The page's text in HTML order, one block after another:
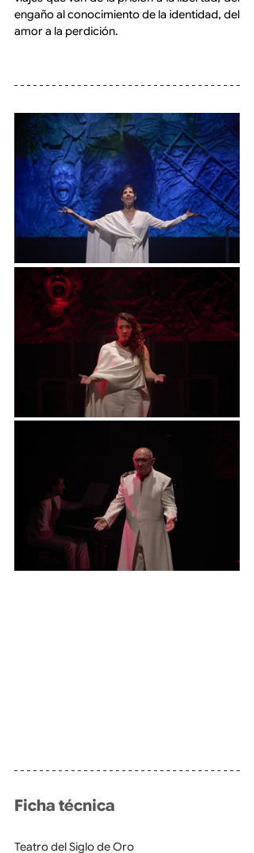
engaño al conocimiento de la identidad, del
amor a la perdición.
Ficha técnica
Teatro del Siglo de Oro